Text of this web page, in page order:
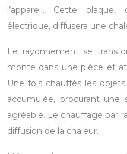
l’appareil. Cette
électrique, diffusera une
Le rayonnement se
monte dans une pièce et
Une fois chauffés les
accumulée, procurant
agréable. Le chauffage par
diffusion de la chaleur.